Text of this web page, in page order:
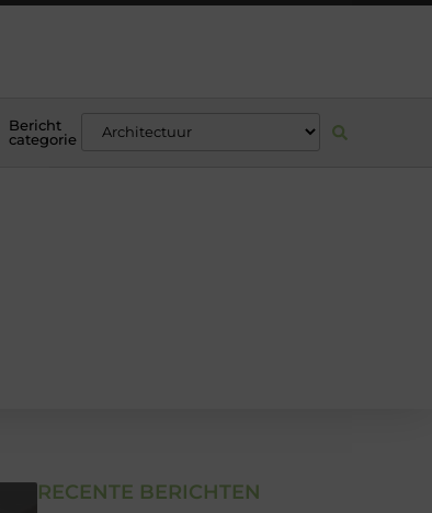
Bericht
categorie
RECENTE BERICHTEN